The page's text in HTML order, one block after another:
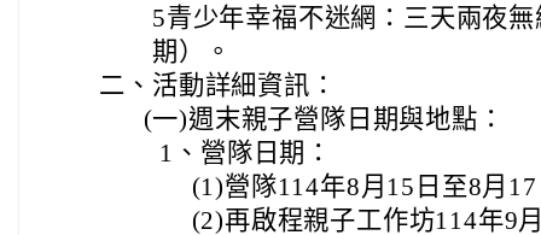
5青少年幸福不迷網：三天兩夜
期）。
二、 活動詳細資訊：
(一)週末親子營隊日期與地點：
1、 營隊日期：
(1)營隊114年8月15日至8月
(2)再啟程親子工作坊114年9